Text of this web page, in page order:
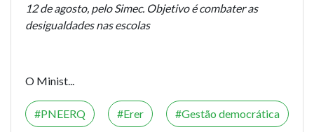
12 de agosto, pelo Simec. Objetivo é combater as
desigualdades nas escolas
O Minist...
PNEERQ Erer Gestão democrática